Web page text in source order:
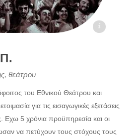
Χρυσούλα Π. daskaloi.gr
θεάτρου
του Εθνικού Θεάτρου και
για τις εισαγωγικές εξετάσεις
Εχω 5 χρόνια προϋπηρεσία και οι
να πετύχουν τους στόχους τους